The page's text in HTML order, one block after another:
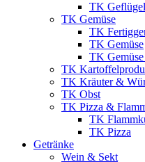
TK Geflügel
TK Gemüse
TK
TK Gemüse
TK
TK
TK Kräuter &
TK Obst
TK Pizza &
TK
TK Pizza
Getränke
Wein & Sekt